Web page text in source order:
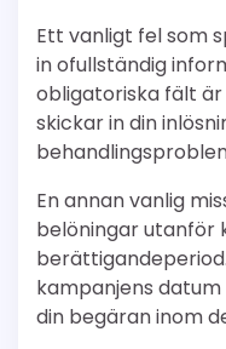
Ett vanligt fel som
in ofullständig
obligatoriska fält
skickar in din
En annan vanlig
belöningar utanför
kampanjens
din begäran inom